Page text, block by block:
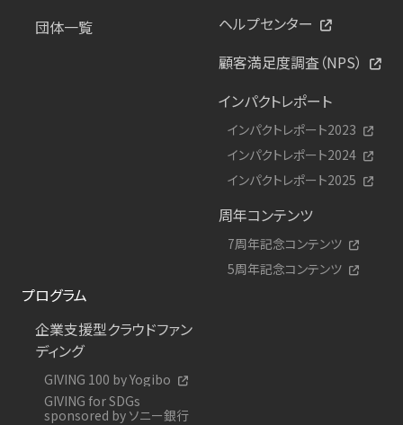
団体一覧
ヘルプセンター
顧客満足度調査（NPS）
インパクトレポート
インパクトレポート2023
インパクトレポート2024
インパクトレポート2025
周年コンテンツ
7周年記念コンテンツ
5周年記念コンテンツ
プログラム
企業支援型クラウドファン
ディング
GIVING 100 by Yogibo
GIVING for SDGs
sponsored by ソニー銀行